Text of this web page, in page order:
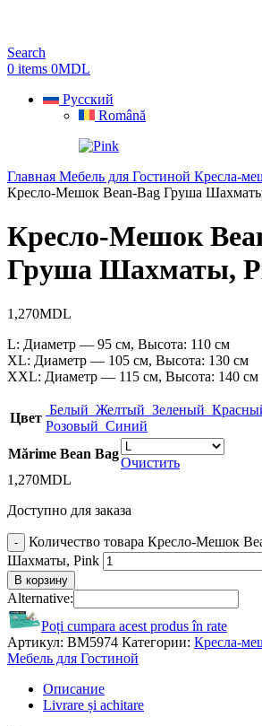
Search
0 items 0MDL
Русский
Română
Главная Мебель для Гостиной Кресла-
Кресло-Мешок Bean-Bag Груша
Кресло-Мешок
Груша Шахматы,
1,270MDL
L: Диаметр — 95 см, Высота: 110 см
XL: Диаметр — 105 см, Высота: 130 см
XXL: Диаметр — 115 см, Высота: 140 см
Цвет
Белый Желтый Зеленый
Розовый Синий
Mărime Bean Bag
Очистить
1,270MDL
Доступно для заказа
Количество товара Кресло-Мешок
Шахматы, Pink
В корзину
Alternative:
Poți cumpara acest produs în rate
Артикул: BM5974 Категории: Кресла-
Мебель для Гостиной
Описание
Livrare și achitare